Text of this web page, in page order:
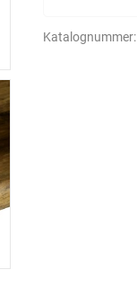
Katalognummer: